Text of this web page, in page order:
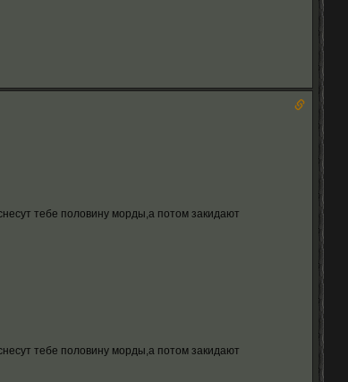
тебе половину морды,а потом закидают
тебе половину морды,а потом закидают